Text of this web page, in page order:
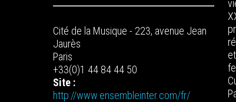
Cité de la Musique - 223, avenue Jean
Jaurès
Paris
+33(0)1 44 84 44 50
Site :
http://www.ensembleinter.com/fr/